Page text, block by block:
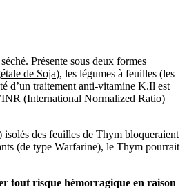
Présente sous deux formes
de Soja), les légumes à feuilles (les
d’un traitement anti-vitamine K.Il est
(International Normalized Ratio)
isolés des feuilles de Thym bloqueraient
(de type Warfarine), le Thym pourrait
tout risque hémorragique en raison